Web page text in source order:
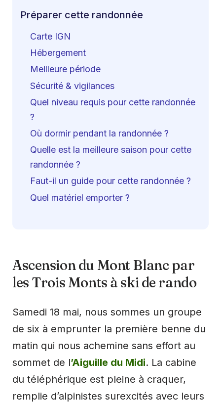
Préparer cette randonnée
Carte IGN
Hébergement
Meilleure période
Sécurité & vigilances
Quel niveau requis pour cette randonnée
?
Où dormir pendant la randonnée ?
Quelle est la meilleure saison pour cette
randonnée ?
Faut-il un guide pour cette randonnée ?
Quel matériel emporter ?
Ascension du Mont Blanc par
les Trois Monts à ski de rando
Samedi 18 mai, nous sommes un groupe
de six à emprunter la première benne du
matin qui nous achemine sans effort au
sommet de l’Aiguille du Midi. La cabine
du téléphérique est pleine à craquer,
remplie d’alpinistes surexcités avec leurs